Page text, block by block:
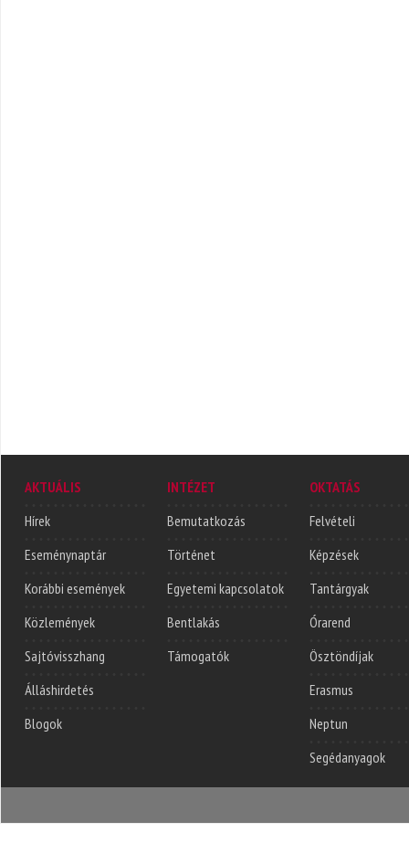
AKTUÁLIS
Hírek
Eseménynaptár
Korábbi események
Közlemények
Sajtóvisszhang
Álláshirdetés
Blogok
INTÉZET
Bemutatkozás
Történet
Egyetemi kapcsolatok
Bentlakás
Támogatók
OKTATÁS
Felvételi
Képzések
Tantárgyak
Órarend
Ösztöndíjak
Erasmus
Neptun
Segédanyagok